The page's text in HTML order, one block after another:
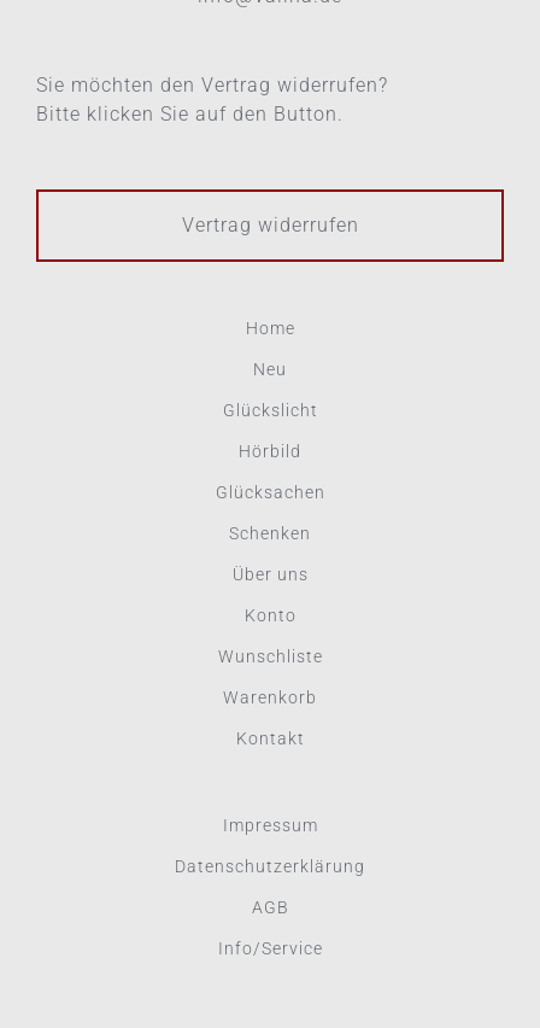
Sie möchten den Vertrag widerrufen?
Bitte klicken Sie auf den Button.
Vertrag widerrufen
Home
Neu
Glückslicht
Hörbild
Glücksachen
Schenken
Über uns
Konto
Wunschliste
Warenkorb
Kontakt
Impressum
Datenschutzerklärung
AGB
Info/Service